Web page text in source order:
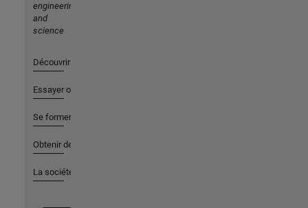
engineering
and
science
Découvrir les produits
Essayer ou acheter
Se former
Obtenir de l'aide
La société